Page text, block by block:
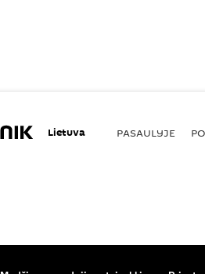
Lietuva PASAULYJE